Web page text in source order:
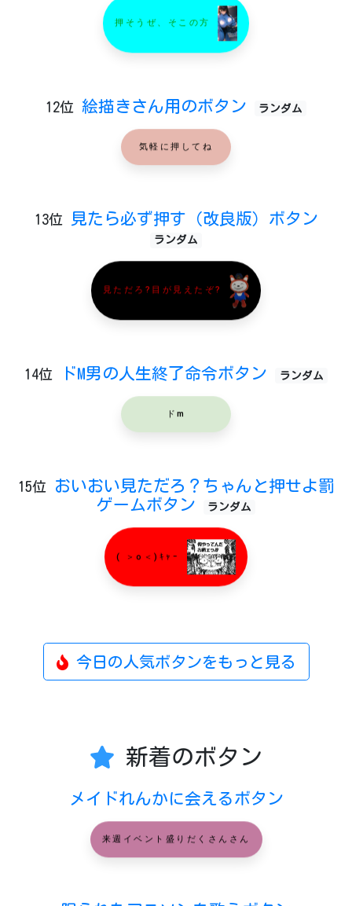
押そうぜ、そこの方
12位 絵描きさん用のボタン ランダム
気軽に押してね
13位 見たら必ず押す（改良版）ボタン
ランダム
見ただろ?目が見えたぞ?
14位 ドM男の人生終了命令ボタン ランダム
ドm
15位
おいおい見ただろ？ちゃんと押せよ罰
ゲームボタン
ランダム
( ＞o＜)ｷｬｰ
今日の人気ボタンをもっと見る
新着のボタン
メイドれんかに会えるボタン
来週イベント盛りだくさんさん